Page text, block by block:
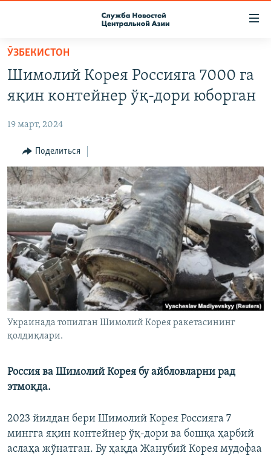
Вернуться
основному
содержанию
навигации
Вернутся
поиску
RFE/RL ДИРЕКТ
НАСТОЯЩЕЕ ВРЕМЯ
МИГРАНТ МЕДИА
ӮЗБЕКИСТОН
Шимолий Корея Россияга 7000 га
яқин контейнер ўқ-дори юборган
19 март, 2024
Поделиться
Украинада топилган Шимолий Корея ракетасининг
қолдиқлари.
Россия ва Шимолий Корея бу айбловларни рад
этмоқда.
2023 йилдан бери Шимолий Корея Россияга 7
мингга яқин контейнер ўқ-дори ва бошқа ҳарбий
аслаҳа жўнатган. Бу ҳақда Жанубий Корея мудофаа